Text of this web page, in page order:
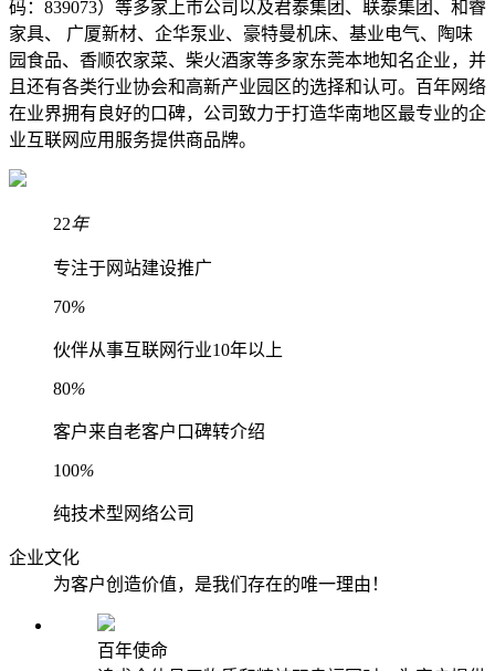
码：839073）等多家上市公司以及君泰集团、联泰集团、和睿
家具、
广厦新材、企华泵业、豪特曼机床、基业电气、陶味
园食品、香顺农家菜、柴火酒家等多家东莞本地知名企业，并
且还有各类行业协会和高新产业园区的选择和认可。百年网络
在业界拥有良好的口碑，公司致力于打造华南地区最专业的企
业互联网应用服务提供商品牌。
22年
专注于网站建设推广
70%
伙伴从事互联网行业10年以上
80%
客户来自老客户口碑转介绍
100%
纯技术型网络公司
企业文化
为客户创造价值，是我们存在的唯一理由！
百年使命